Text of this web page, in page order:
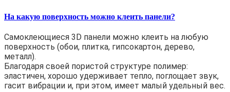
На какую поверхность можно клеить панели?
Самоклеющиеся 3D панели можно клеить на любую
поверхность (обои, плитка, гипсокартон, дерево,
металл).
Благодаря своей пористой структуре полимер:
эластичен, хорошо удерживает тепло, поглощает звук,
гасит вибрации и, при этом, имеет малый удельный вес.